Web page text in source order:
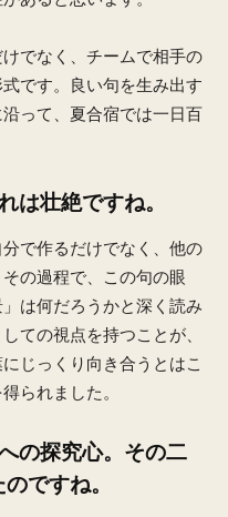
でなく、チームで相手の
です。良い句を生み出す
って、夏合宿では一日百
壮絶ですね。
で作るだけでなく、他の
の過程で、この句の眼
は何だろうかと深く読み
ての視点を持つことが、
じっくり向き合うとはこ
られました。
の探究心。その二
ですね。